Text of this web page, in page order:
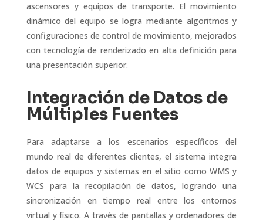
ascensores y equipos de transporte. El movimiento
dinámico del equipo se logra mediante algoritmos y
configuraciones de control de movimiento, mejorados
con tecnología de renderizado en alta definición para
una presentación superior.
Integración de Datos de
Múltiples Fuentes
Para adaptarse a los escenarios específicos del
mundo real de diferentes clientes, el sistema integra
datos de equipos y sistemas en el sitio como WMS y
WCS para la recopilación de datos, logrando una
sincronización en tiempo real entre los entornos
virtual y físico. A través de pantallas y ordenadores de